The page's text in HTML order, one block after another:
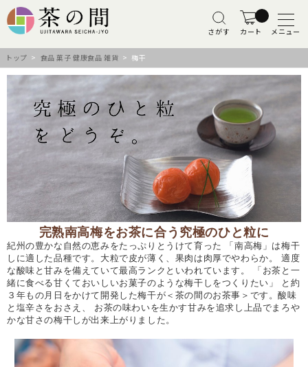
さがす カート メニュー
トップ > 食品 菓子 健康食品 雑貨 > 梅干
完熟南高梅をお茶に合う究極のひと粒に
紀州の豊かな自然の恵みをたっぷりとうけて育った 「南高梅」は梅干
しに適した品種です。大粒で皮が薄く、果肉は肉厚でやわらか。 適度
な酸味と甘みを備えていて最高ランクといわれています。 「お茶と一
緒に食べる甘くておいしいお菓子のような梅干しをつくりたい」 と約
３年もの月日をかけて開発した梅干が＜茶の間のお茶事＞です。酸味
と塩辛さをおさえ、 お茶の味わいを生かす甘みを追求し上品でまろや
かな甘さの梅干しが出来上がりました。